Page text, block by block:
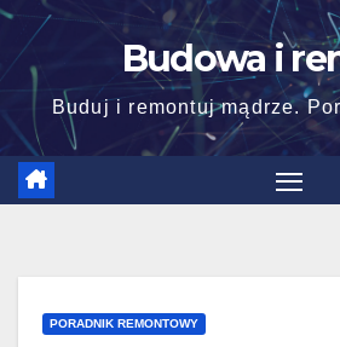
Skip
content
Budowa i
Buduj i remontuj mądrze.
PORADNIK REMONTOWY